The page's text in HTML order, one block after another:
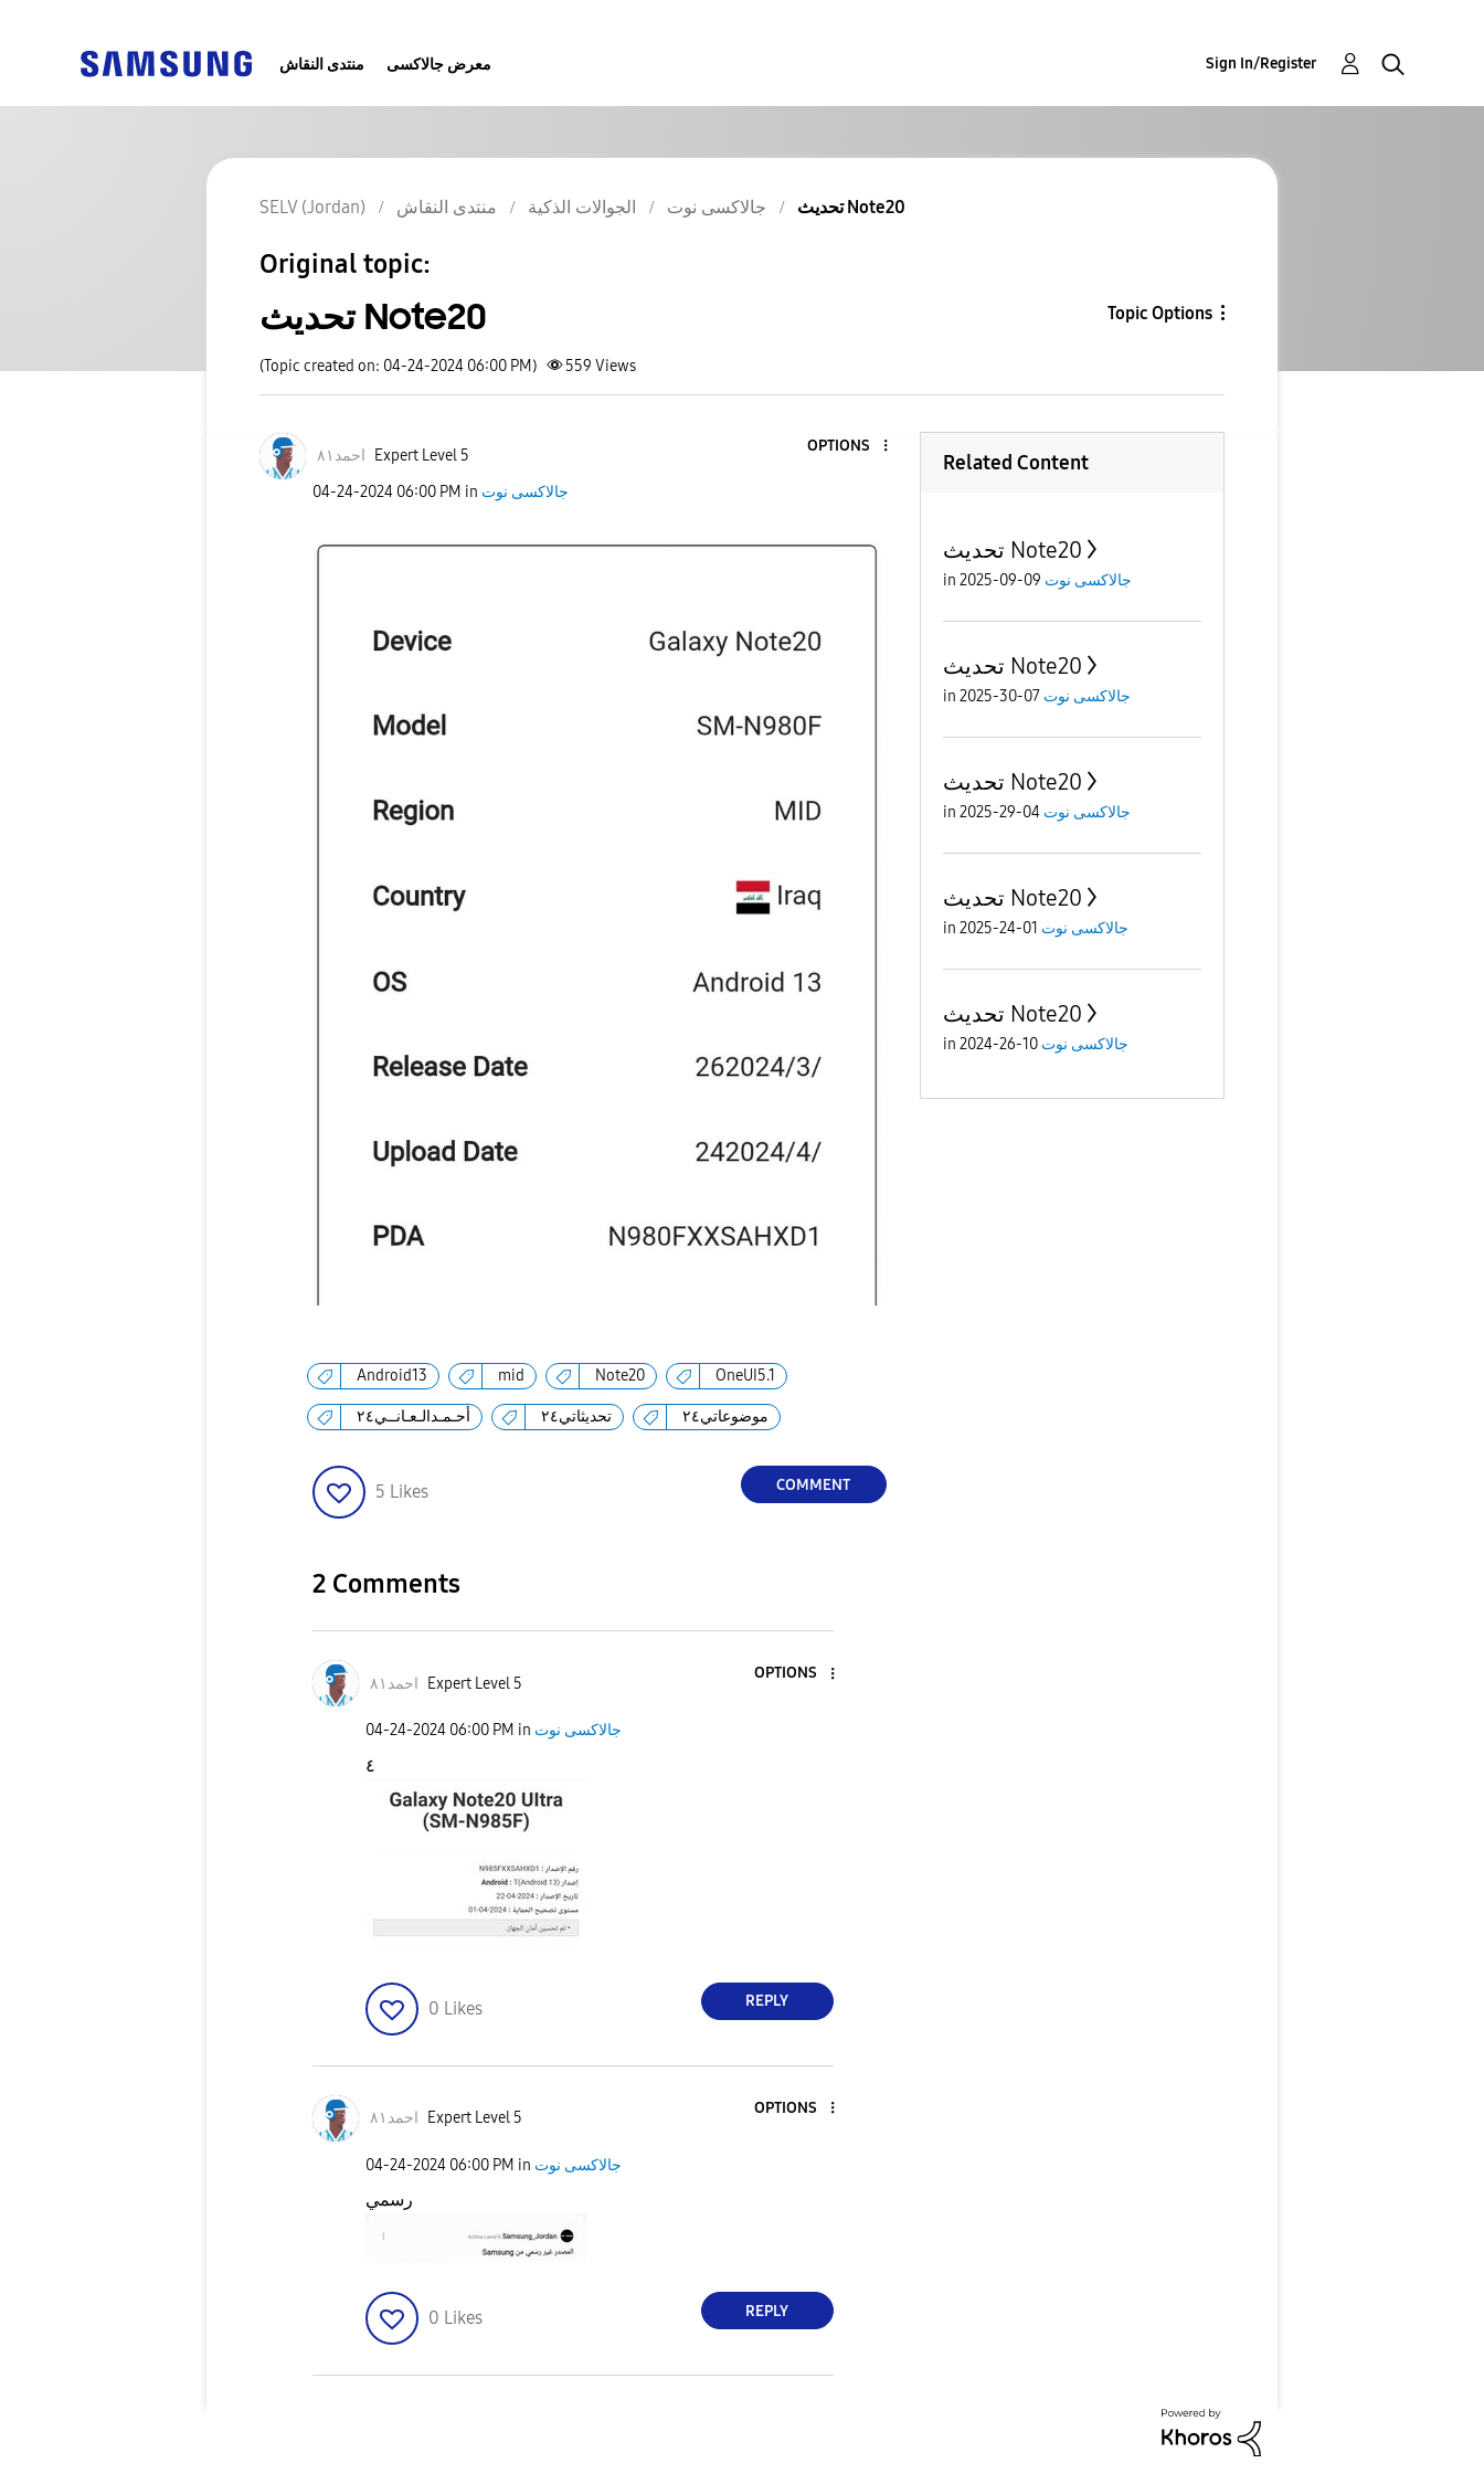
منتدى النقاش معرض جالاكسى Sign In/Register
SELV (Jordan) منتدى النقاش الجوالات الذكية جالاكسى نوت تحديث Note20
Original topic:
تحديث Note20 Topic Options
(Topic created on: 04-24-2024 06:00 PM) 559 Views
احمد٨١ Expert Level 5
OPTIONS
‎04-24-2024 06:00 PM in جالاكسى نوت
Android13 mid Note20 OneUI5.1
أحـمـدالـعـانــي٢٤ تحديثاتي٢٤ موضوعاتي٢٤
5 Likes COMMENT
2 Comments
احمد٨١ Expert Level 5
OPTIONS
‎04-24-2024 06:00 PM in جالاكسى نوت
٤
0 Likes REPLY
احمد٨١ Expert Level 5
OPTIONS
‎04-24-2024 06:00 PM in جالاكسى نوت
رسمي
0 Likes REPLY
Related Content
تحديث Note20
in جالاكسى نوت 09-09-2025
تحديث Note20
in جالاكسى نوت 07-30-2025
تحديث Note20
in جالاكسى نوت 04-29-2025
تحديث Note20
in جالاكسى نوت 01-24-2025
تحديث Note20
in جالاكسى نوت 10-26-2024